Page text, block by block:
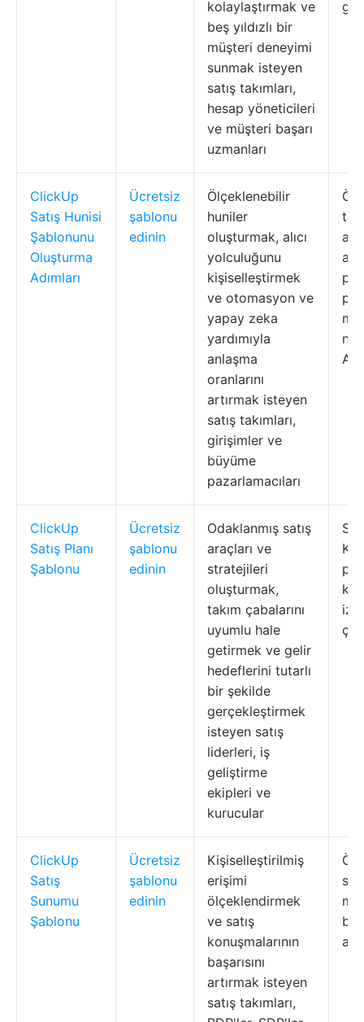
kolaylaştırmak ve
beş yıldızlı bir
müşteri deneyimi
sunmak isteyen
satış takımları,
hesap yöneticileri
ve müşteri başarı
uzmanları
ClickUp
Satış Hunisi
Şablonunu
Oluşturma
Adımları
Ücretsiz
şablonu
edinin
Ölçeklenebilir
huniler
oluşturmak, alıcı
yolculuğunu
kişiselleştirmek
ve otomasyon ve
yapay zeka
yardımıyla
anlaşma
oranlarını
artırmak isteyen
satış takımları,
girişimler ve
büyüme
pazarlamacıları
ClickUp
Satış Planı
Şablonu
Ücretsiz
şablonu
edinin
Odaklanmış satış
araçları ve
stratejileri
oluşturmak,
takım çabalarını
uyumlu hale
getirmek ve gelir
hedeflerini tutarlı
bir şekilde
gerçekleştirmek
isteyen satış
liderleri, iş
geliştirme
ekipleri ve
kurucular
ClickUp
Satış
Sunumu
Şablonu
Ücretsiz
şablonu
edinin
Kişiselleştirilmiş
erişimi
ölçeklendirmek
ve satış
konuşmalarının
başarısını
artırmak isteyen
satış takımları,